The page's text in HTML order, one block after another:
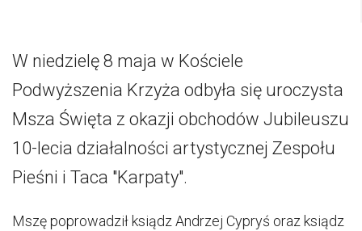
W niedzielę 8 maja w Kościele
Podwyższenia Krzyża odbyła się uroczysta
Msza Święta z okazji obchodów Jubileuszu
10-lecia działalności artystycznej Zespołu
Pieśni i Taca "Karpaty".
Mszę poprowadził ksiądz Andrzej Cypryś oraz ksiądz